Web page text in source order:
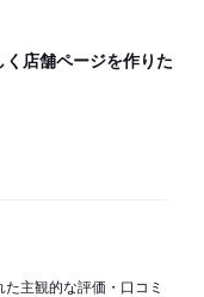
店舗ページを作りた
主観的な評価・口コミ